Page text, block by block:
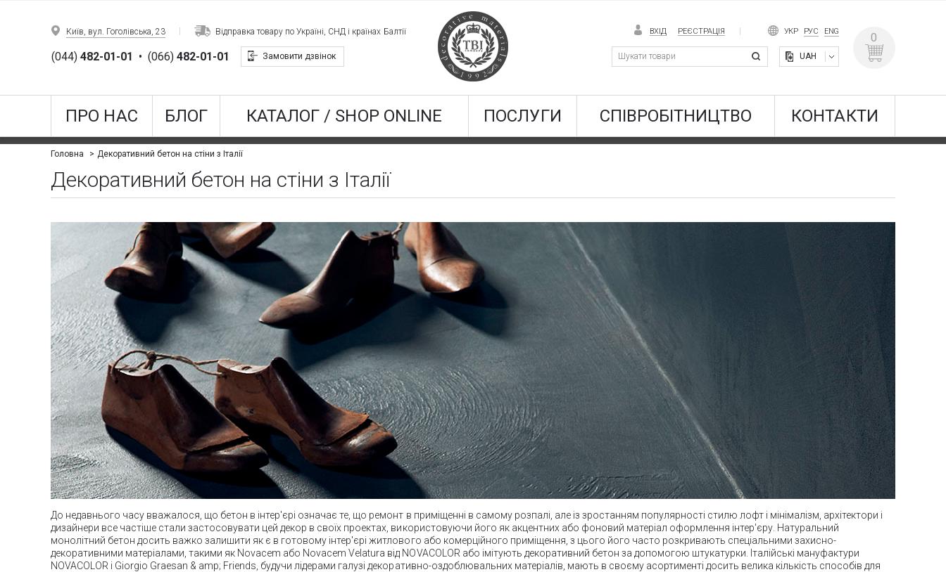
Київ, вул. Гоголівська, 23 Відправка товару по Україні, СНД і країнах Балтії
(044)482-01-01 • (066)482-01-01 Замовити дзвінок
ВХІД РЕЄСТРАЦІЯ УКР РУС ENG
UAH
0
ПРО НАС БЛОГ КАТАЛОГ / SHOP ONLINE ПОСЛУГИ СПІВРОБІТНИЦТВО КОНТАКТИ
Головна Декоративний бетон на стіни з Італії
Декоративний бетон на стіни з Італії
До недавнього часу вважалося, що бетон в інтер'єрі означає те, що ремонт в приміщенні в самому розпалі, але із зростанням популярності стилю лофт і мінімалізм, архітектори і
дизайнери все частіше стали застосовувати цей декор в своїх проектах, використовуючи його як акцентних або фоновий матеріал оформлення інтер'єру. Натуральний
монолітний бетон досить важко залишити як є в готовому інтер'єрі житлового або комерційного приміщення, з цього його часто розкривають спеціальними захисно-
декоративними матеріалами, такими як Novacem або Novacem Velatura від NOVACOLOR або імітують декоративний бетон за допомогою штукатурки. Італійські мануфактури
NOVACOLOR і Giorgio Graesan & amp; Friends, будучи лідерами галузі декоративно-оздоблювальних матеріалів, мають в своєму асортименті досить велика кількість способів для